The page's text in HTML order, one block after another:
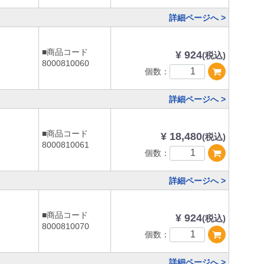
詳細ページへ >
■商品コード
8000810060
¥ 924(税込)
個数：
詳細ページへ >
■商品コード
8000810061
¥ 18,480(税込)
個数：
詳細ページへ >
■商品コード
8000810070
¥ 924(税込)
個数：